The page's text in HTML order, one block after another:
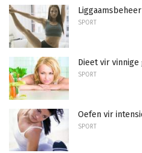
SPORT
Dieet vir
SPORT
Oefen vir
SPORT